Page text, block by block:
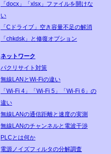
「docx」「xlsx」ファイルを開けな
い
「Cドライブ」空き容量不足の解消
「chkdsk」と修復オプション
ネットワーク
パクリサイト対策
無線LANとWi-Fiの違い
「Wi-Fi 4」「Wi-Fi 5」「Wi-Fi 6」の
違い
無線LANの通信距離と速度の実測
無線LANのチャンネルと電波干渉
PLCとは何か
電源ノイズフィルタの分解調査